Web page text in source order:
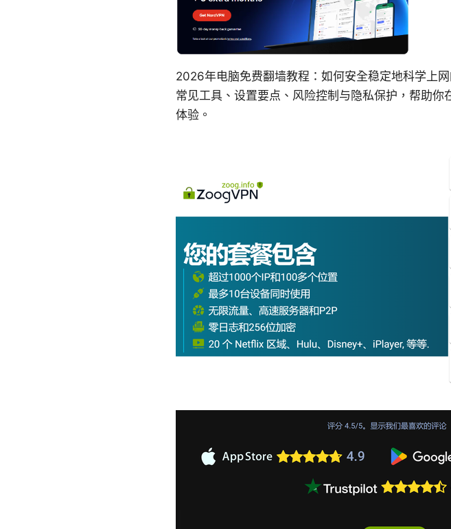
2026年电脑免费翻墙教程：如何安全稳定地科学上
常见工具、设置要点、风险控制与隐私保护，帮助
体验。